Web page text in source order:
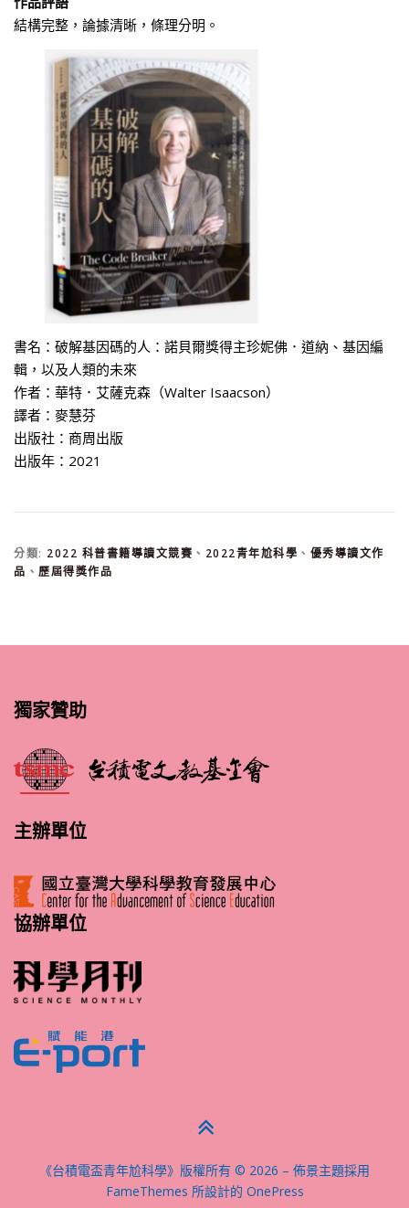
結構完整，論據清晰，條理分明。
書名：破解基因碼的人：諾貝爾獎得主珍妮佛．道納、基因編
輯，以及人類的未來
作者：華特．艾薩克森（Walter Isaacson）
譯者：麥慧芬
出版社：商周出版
出版年：2021
分類: 2022 科普書籍導讀文競賽 、 2022青年尬科學 、 優秀導讀文作
品 、 歷屆得獎作品
獨家贊助
主辦單位
協辦單位
《台積電盃青年尬科學》版權所有 © 2026 – 佈景主題採用
FameThemes 所設計的 OnePress